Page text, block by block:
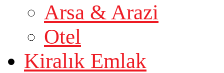
Arsa & Arazi
Otel
Kiralık Emlak